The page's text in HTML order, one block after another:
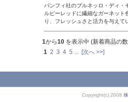
バンフィ社のブルネッロ・ディ
ルビーレッドに繊細なガーネッ
り、フレッシュさと活力を与え
1から10 を表示中 (新着商品の
1 2 3 4 5 [次へ >>]
Copyright(c) 2008